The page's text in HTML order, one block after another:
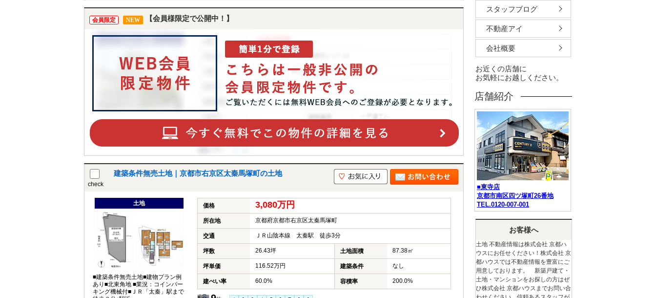
会員限定 NEW 【会員様限定で公開中！】
check
建築条件無売土地｜京都市右京区太秦馬塚町の土地
土地
■建築条件無売土地■建物プラン例
あり■北東角地 ■業況：コインパー
キング機械付■ＪＲ「太秦」駅まで
価格 3,080万円
所在地 京都府京都市右京区太秦馬塚町
交通 ＪＲ山陰本線 太秦駅 徒歩3分
坪数 26.43坪 土地面積 87.38㎡
坪単価 116.52万円 建築条件 なし
建ぺい率 60.0% 容積率 200.0%
スタッフブログ
不動産アイ
会社概要
お近くの店舗に
お気軽にお越しください。
店舗紹介
■東寺店
京都市南区四ツ塚町26番地
TEL.0120-007-001
お客様へ
土地 不動産情報は株式会社 京都ハ
ウスにお任せください！株式会社 京
都ハウスでは不動産情報を豊富にご
用意しております。 新築戸建て・
土地・マンションをお探しの方はぜ
ひ株式会社 京都ハウスまでお問い合